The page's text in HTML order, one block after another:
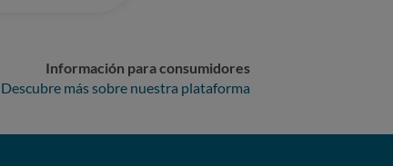
Información para consumidores
Descubre más sobre nuestra plataforma